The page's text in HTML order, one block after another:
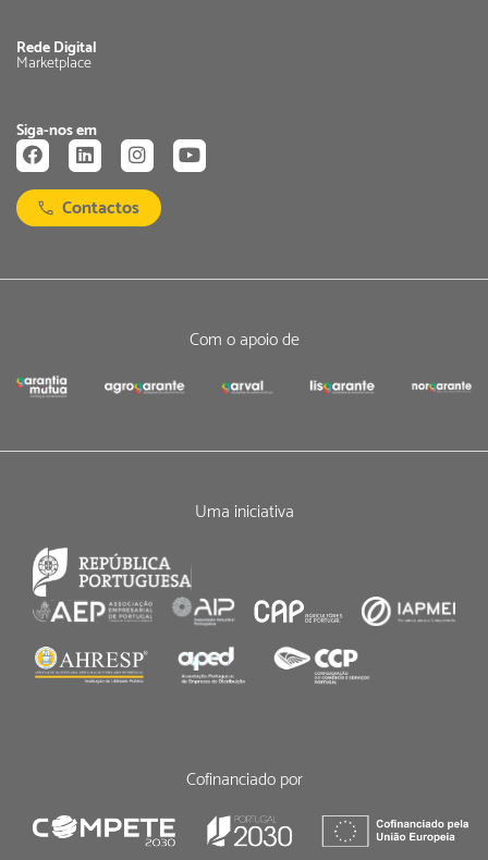
Rede Digital
Marketplace
Siga-nos em
Contactos
Com o apoio de
Uma iniciativa
Cofinanciado por